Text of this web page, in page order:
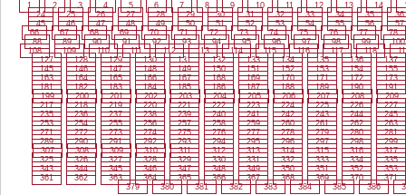
1 2 3 4 5 6 7 8 9 10 11 12 13 14
24
25 26 27 28 29 30 31 32 33 34 35
36
45
46 47 48 49 50 51 52 53 54 55 56
57
66
67 68 69 70 71 72 73 74 75 76 77
78
88
89 90 91 92 93 94 95 96 97 98 99
100
108
109 110 111 112 113 114 115 116 117 118
127
128 129 130 131 132 133 134 135 136
137
145
146 147 148 149 150 151 152 153 154
155
163
164 165 166 167 168 169 170 171 172
173
181
182 183 184 185 186 187 188 189 190
191
199
200 201 202 203 204 205 206 207 208
209
217
218 219 220 221 222 223 224 225 226
227
235
236 237 238 239 240 241 242 243 244
245
253
254 255 256 257 258 259 260 261 262
263
271
272 273 274 275 276 277 278 279 280
281
289
290 291 292 293 294 295 296 297 298
299
307
308 309 310 311 312 313 314 315 316
317
325
326 327 328 329 330 331 332 333 334
335
343
344 345 346 347 348 349 350 351 352
353
361
362 363 364 365 366 367 368 369 370
371
379
380 381 382 383 384 385 386